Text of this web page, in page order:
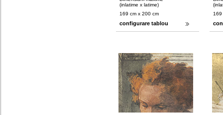
(inlatime x latime)
169 cm x 200 cm
configurare tablou
169